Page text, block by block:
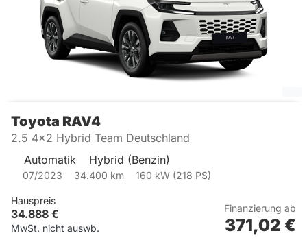
Toyota RAV4
2.5 4x2 Hybrid Team Deutschland
Automatik
Hybrid (Benzin)
07/2023 34.400 km 160 kW (218 PS)
Hauspreis
34.888 €
MwSt. nicht auswb.
Finanzierung ab
371,02 €